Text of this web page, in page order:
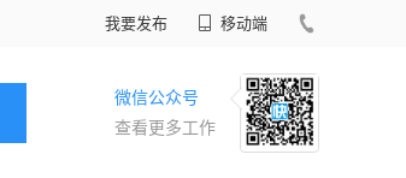
我要发布 移动端
微信公众号
查看更多工作